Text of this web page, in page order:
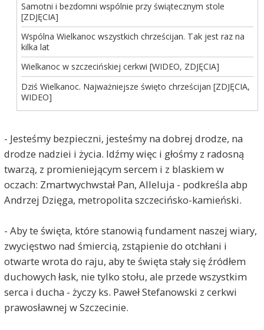
Samotni i bezdomni wspólnie przy świątecznym stole
[ZDJĘCIA]
Wspólna Wielkanoc wszystkich chrześcijan. Tak jest raz na
kilka lat
Wielkanoc w szczecińskiej cerkwi [WIDEO, ZDJĘCIA]
Dziś Wielkanoc. Najważniejsze święto chrześcijan [ZDJĘCIA,
WIDEO]
- Jesteśmy bezpieczni, jesteśmy na dobrej drodze, na
drodze nadziei i życia. Idźmy więc i głośmy z radosną
twarzą, z promieniejącym sercem i z blaskiem w
oczach: Zmartwychwstał Pan, Alleluja - podkreśla abp
Andrzej Dzięga, metropolita szczecińsko-kamieński.
- Aby te święta, które stanowią fundament naszej wiary,
zwycięstwo nad śmiercią, zstąpienie do otchłani i
otwarte wrota do raju, aby te święta stały się źródłem
duchowych łask, nie tylko stołu, ale przede wszystkim
serca i ducha - życzy ks. Paweł Stefanowski z cerkwi
prawosławnej w Szczecinie.